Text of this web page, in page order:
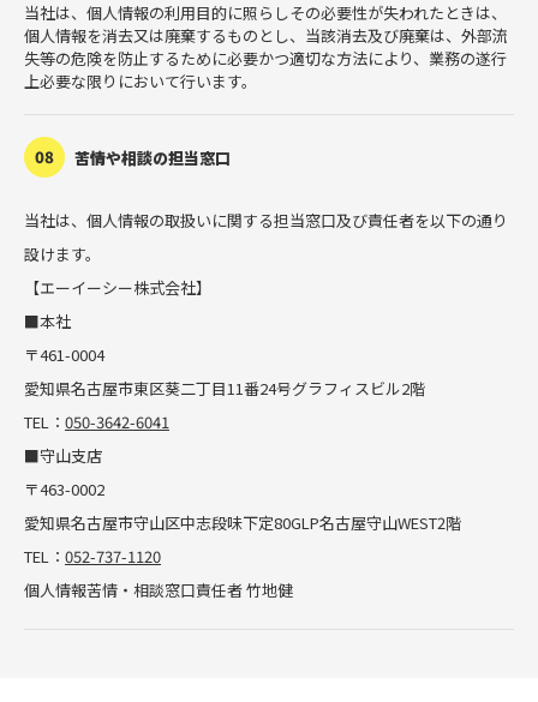
当社は、個人情報の利用目的に照らしその必要性が失われたときは、
個人情報を消去又は廃棄するものとし、当該消去及び廃棄は、外部流
失等の危険を防止するために必要かつ適切な方法により、業務の遂行
上必要な限りにおいて行います。
08 苦情や相談の担当窓口
当社は、個人情報の取扱いに関する担当窓口及び責任者を以下の通り
設けます。
【エーイーシー株式会社】
■本社
〒461-0004
愛知県名古屋市東区葵二丁目11番24号グラフィスビル2階
TEL： 050-3642-6041
■守山支店
〒463-0002
愛知県名古屋市守山区中志段味下定80GLP名古屋守山WEST2階
TEL： 052-737-1120
個人情報苦情・相談窓口責任者 竹地健